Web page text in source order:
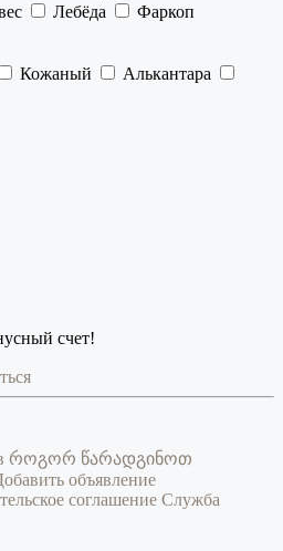
Лебёда
Фаркоп
Кожаный
Алькантара
счет!
როგორ წარადგინოთ
объявление
соглашение Служба